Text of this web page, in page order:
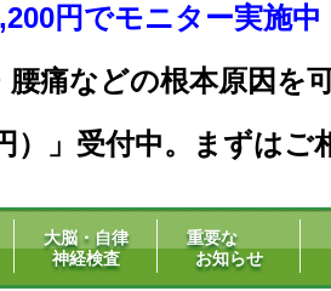
円でモニター実施中
腰痛などの根本原因を
）」受付中。まずはご
大脳・自律
神経検査
重要な
お知らせ